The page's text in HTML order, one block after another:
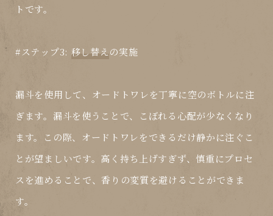
トです。
#ステップ3: 移し替え の実施
漏斗を使用して、オードトワレを丁寧に空のボトルに注
ぎます。漏斗を使うことで、こぼれる心配が少なくなり
ます。この際、オードトワレをできるだけ静かに注ぐこ
とが望ましいです。高く持ち上げすぎず、慎重にプロセ
スを進めることで、香りの変質を避けることができま
す。